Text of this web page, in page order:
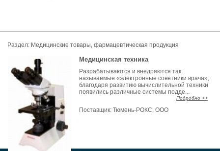
Раздел: Медицинские товары, фармацевтическая продукция
Медицинская техника
Разрабатываются и внедряются так
называемые «электронные советники врача»;
благодаря развитию вычислительной техники
появились различные системы подде...
Подробно >>
Поставщик:Тюмень-РОКС, ООО